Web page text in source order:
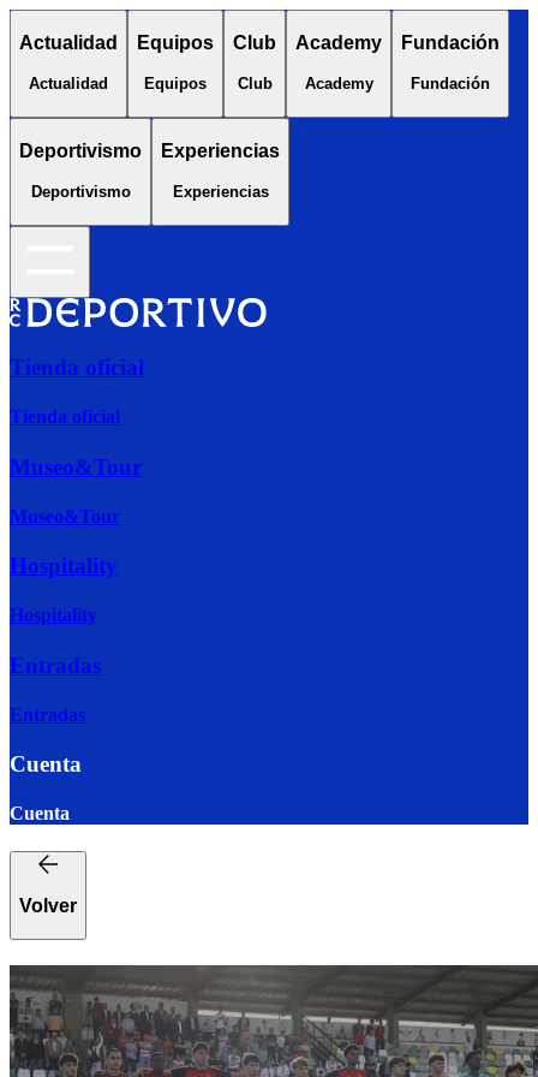
Actualidad
Actualidad
Equipos
Equipos
Club
Club
Academy
Academy
Fundación
Fundación
Deportivismo
Deportivismo
Experiencias
Experiencias
Tienda oficial
Tienda oficial
Museo&Tour
Museo&Tour
Hospitality
Hospitality
Entradas
Entradas
Cuenta
Cuenta
Volver